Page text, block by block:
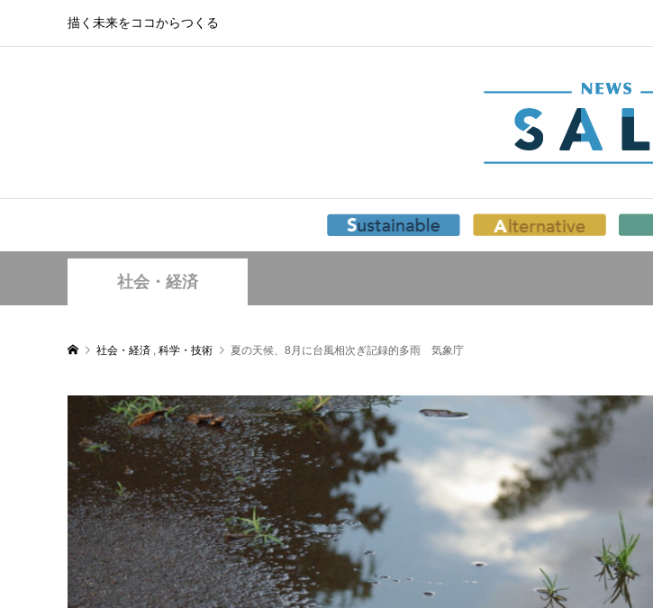
描く未来をココからつくる
社会・経済
社会・経済 , 科学・技術 夏の天候、8月に台風相次ぎ記録的多雨 気象庁